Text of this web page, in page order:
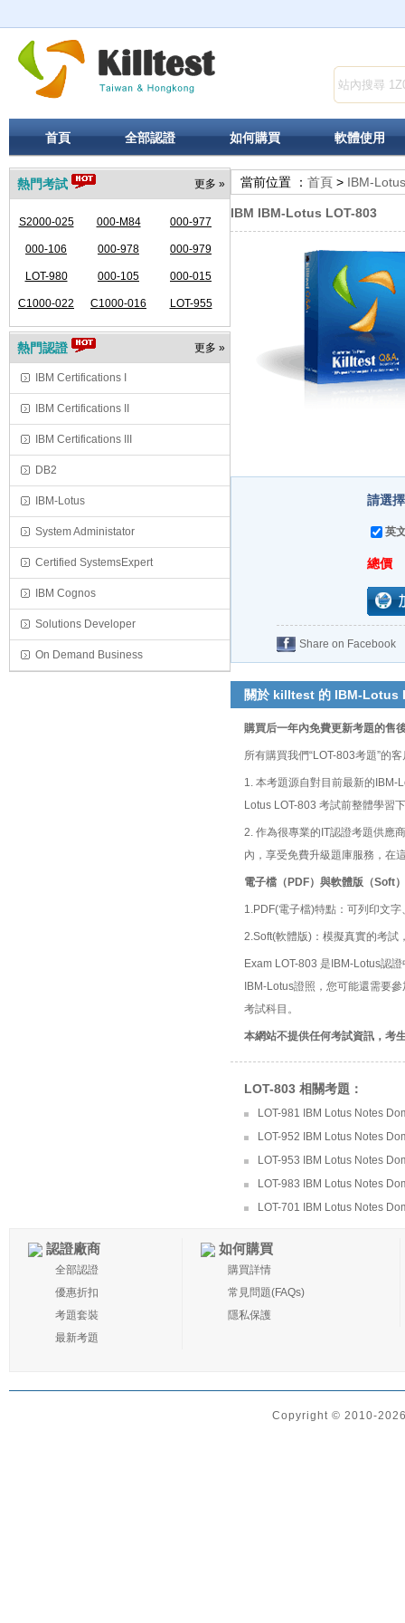
首頁 全部認證 如何購買 軟體使用
更多 »
熱門考試
S2000-025 000-M84 000-977
000-106 000-978 000-979
LOT-980 000-105 000-015
C1000-022 C1000-016 LOT-955
更多 »
熱門認證
IBM Certifications I
IBM Certifications II
IBM Certifications III
DB2
IBM-Lotus
System Administator
Certified SystemsExpert
IBM Cognos
Solutions Developer
On Demand Business
當前位置 ： 首頁 > IBM-Lotus
IBM IBM-Lotus LOT-803
請選
英
總價
Share on Facebook
關於 killtest 的 IBM-Lotus
購買后一年內免費更新考題的售
所有購買我們“LOT-803考題”的
1. 本考題源自對目前最新的IBM-
Lotus LOT-803 考試前整體學習
2. 作為很專業的IT認證考題供應
內，享受免費升級題庫服務，在
電子檔（PDF）與軟體版（Soft
1.PDF(電子檔)特點：可列印文
2.Soft(軟體版)：模擬真實的考試
Exam LOT-803 是IBM-Lotus認
IBM-Lotus證照，您可能還需要
考試科目。
本網站不提供任何考試資訊，考
LOT-803 相關考題：
LOT-981 IBM Lotus Notes
LOT-952 IBM Lotus Notes
LOT-953 IBM Lotus Notes
LOT-983 IBM Lotus Notes
LOT-701 IBM Lotus Notes
認證廠商
全部認證
優惠折扣
考題套裝
最新考題
如何購買
購買詳情
常見問題(FAQs)
隱私保護
Copyright © 2010-